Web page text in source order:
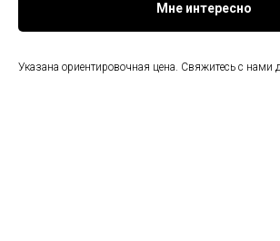
Мне интересно
Указана ориентировочная цена. Свяжитесь с нами